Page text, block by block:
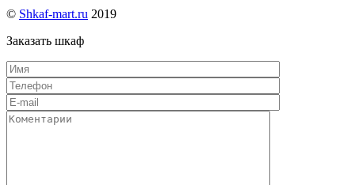
© Shkaf-mart.ru 2019
Заказать шкаф